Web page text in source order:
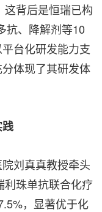
背后是恒瑞已构
抗、降解剂等10
台化研发能力支
体现了其研发体
刘真真教授牵头
利珠单抗联合化疗
，显著优于化